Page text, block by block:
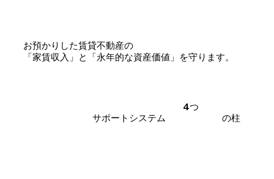
お預かりした賃貸不動産の
「家賃収入」と「永年的な資産価値」を守ります。
サポートシステム
4つ
の柱